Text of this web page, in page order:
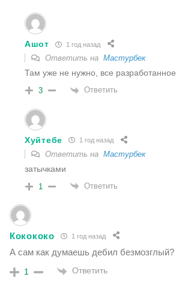
Ашот 1 год назад
Ответить на Мастурбек
Там уже не нужно, все разработанное
3 Ответить
Хуйтебе 1 год назад
Ответить на Мастурбек
затычками
1 Ответить
Кокококо 1 год назад
А сам как думаешь дебил безмозглый?
1 Ответить